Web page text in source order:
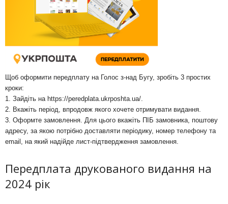
Щоб оформити передплату на Голос з-над Бугу, зробіть 3 простих
кроки:
1. Зайдіть на https://peredplata.ukrposhta.ua/
2. Вкажіть період, впродовж якого хочете отримувати видання.
3. Оформте замовлення. Для цього вкажіть ПІБ замовника, поштову
адресу, за якою потрібно доставляти періодику, номер телефону та
email, на який надійде лист-підтвердження замовлення.
Передплата друкованого видання на
2024 рік